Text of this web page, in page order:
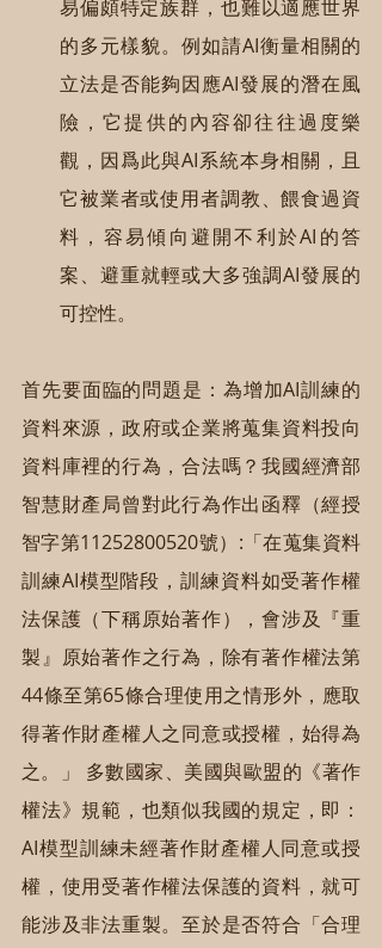
易偏頗特定族群，也難以適應世界
的多元樣貌。例如請AI衡量相關的
立法是否能夠因應AI發展的潛在風
險，它提供的內容卻往往過度樂
觀，因爲此與AI系統本身相關，且
它被業者或使用者調教、餵食過資
料，容易傾向避開不利於AI的答
案、避重就輕或大多強調AI發展的
可控性。
首先要面臨的問題是：為增加AI訓練的
資料來源，政府或企業將蒐集資料投向
資料庫裡的行為，合法嗎？我國經濟部
智慧財產局曾對此行為作出函釋（經授
智字第11252800520號）:「在蒐集資料
訓練AI模型階段，訓練資料如受著作權
法保護（下稱原始著作），會涉及『重
製』原始著作之行為，除有著作權法第
44條至第65條合理使用之情形外，應取
得著作財產權人之同意或授權，始得為
之。」 多數國家、美國與歐盟的《著作
權法》規範，也類似我國的規定，即：
AI模型訓練未經著作財產權人同意或授
權，使用受著作權法保護的資料，就可
能涉及非法重製。至於是否符合「合理